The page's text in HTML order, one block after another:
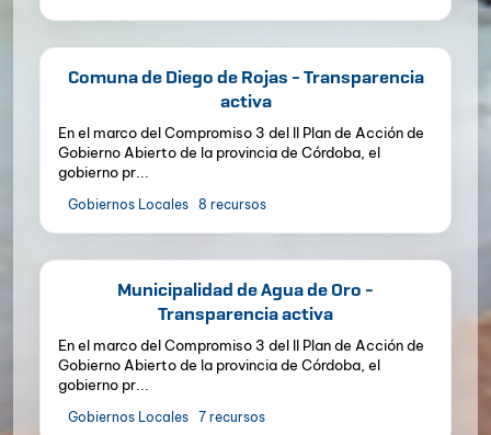
Comuna de Diego de Rojas - Transparencia
activa
En el marco del Compromiso 3 del II Plan de Acción de
Gobierno Abierto de la provincia de Córdoba, el
gobierno pr...
Gobiernos Locales 8 recursos
Municipalidad de Agua de Oro -
Transparencia activa
En el marco del Compromiso 3 del II Plan de Acción de
Gobierno Abierto de la provincia de Córdoba, el
gobierno pr...
Gobiernos Locales 7 recursos